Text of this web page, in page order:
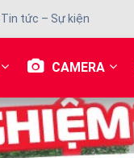
Tin tức – Sự kiện
CAMERA